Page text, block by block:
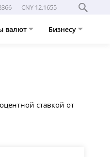
CNY 12.1655
валют Бизнесу
ставкой от